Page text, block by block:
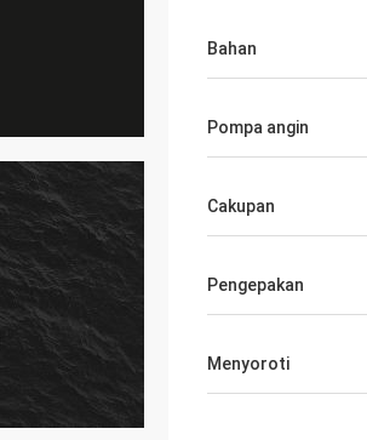
Bahan
Pompa angin
Cakupan
Pengepakan
Menyoroti